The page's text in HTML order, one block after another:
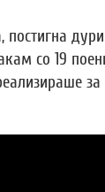
со 19